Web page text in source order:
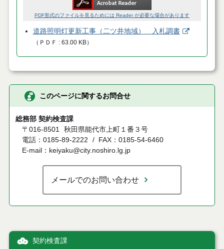
PDF形式のファイルを見るためには Reader が必要な場合があります
道路照明灯更新工事（二ツ井地域） 入札調書
（ ＰＤＦ 63.00 KB）
このページに関するお問合せ
総務部 契約検査課
〒016-8501 秋田県能代市上町１番３号
電話：0185-89-2222
FAX：0185-54-6460
E-mail：keiyaku@city.noshiro.lg.jp
メールでのお問い合わせ
契約検査課